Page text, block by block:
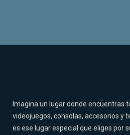
Imagina un lugar donde encuentras
videojuegos, consolas, accesorios y
es ese lugar especial que eliges por